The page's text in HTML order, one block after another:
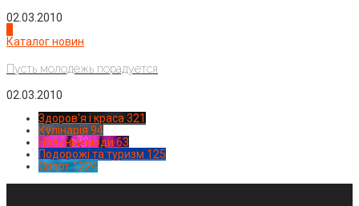
02.03.2010
Каталог новин
Пусть молодежь порадуется
02.03.2010
Здоров'я і краса 321
Кулінарія 94
Новинки моди 63
Подорожі та туризм 125
Спорт1224